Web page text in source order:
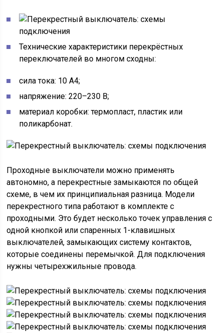
Технические характеристики перекрёстных
переключателей во многом сходны:
сила тока: 10 А4;
напряжение: 220–230 В;
материал коробки: термопласт, пластик или
поликарбонат.
Проходные выключатели можно применять
автономно, а перекрестные замыкаются по общей
схеме, в чем их принципиальная разница. Модели
перекрестного типа работают в комплекте с
проходными. Это будет несколько точек управления с
одной кнопкой или спаренных 1-клавишных
выключателей, замыкающих систему контактов,
которые соединены перемычкой. Для подключения
нужны четырехжильные провода.